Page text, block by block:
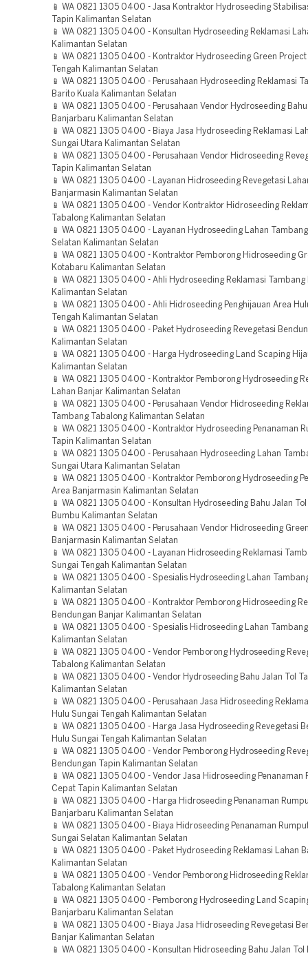
📱 WA 0821 1305 0400 - Jasa Kontraktor Hydroseeding
Tapin Kalimantan Selatan
📱 WA 0821 1305 0400 - Konsultan Hydroseeding Reklamasi
Kalimantan Selatan
📱 WA 0821 1305 0400 - Kontraktor Hydroseeding Green Project
Tengah Kalimantan Selatan
📱 WA 0821 1305 0400 - Perusahaan Hydroseeding Reklamasi
Barito Kuala Kalimantan Selatan
📱 WA 0821 1305 0400 - Perusahaan Vendor Hydroseeding
Banjarbaru Kalimantan Selatan
📱 WA 0821 1305 0400 - Biaya Jasa Hydroseeding Reklamasi
Sungai Utara Kalimantan Selatan
📱 WA 0821 1305 0400 - Perusahaan Vendor Hidroseeding
Tapin Kalimantan Selatan
📱 WA 0821 1305 0400 - Layanan Hidroseeding Revegetasi
Banjarmasin Kalimantan Selatan
📱 WA 0821 1305 0400 - Vendor Kontraktor Hidroseeding
Tabalong Kalimantan Selatan
📱 WA 0821 1305 0400 - Layanan Hydroseeding Lahan
Selatan Kalimantan Selatan
📱 WA 0821 1305 0400 - Kontraktor Pemborong Hidroseeding
Kotabaru Kalimantan Selatan
📱 WA 0821 1305 0400 - Ahli Hydroseeding Reklamasi Tambang
Kalimantan Selatan
📱 WA 0821 1305 0400 - Ahli Hidroseeding Penghijauan Area
Tengah Kalimantan Selatan
📱 WA 0821 1305 0400 - Paket Hydroseeding Revegetasi
Kalimantan Selatan
📱 WA 0821 1305 0400 - Harga Hydroseeding Land Scaping
Kalimantan Selatan
📱 WA 0821 1305 0400 - Kontraktor Pemborong Hydroseeding
Lahan Banjar Kalimantan Selatan
📱 WA 0821 1305 0400 - Perusahaan Vendor Hidroseeding
Tambang Tabalong Kalimantan Selatan
📱 WA 0821 1305 0400 - Kontraktor Hydroseeding Penanaman
Tapin Kalimantan Selatan
📱 WA 0821 1305 0400 - Perusahaan Hydroseeding Lahan
Sungai Utara Kalimantan Selatan
📱 WA 0821 1305 0400 - Kontraktor Pemborong Hydroseeding
Area Banjarmasin Kalimantan Selatan
📱 WA 0821 1305 0400 - Konsultan Hydroseeding Bahu Jalan Tol
Bumbu Kalimantan Selatan
📱 WA 0821 1305 0400 - Perusahaan Vendor Hidroseeding
Banjarmasin Kalimantan Selatan
📱 WA 0821 1305 0400 - Layanan Hidroseeding Reklamasi
Sungai Tengah Kalimantan Selatan
📱 WA 0821 1305 0400 - Spesialis Hydroseeding Lahan
Kalimantan Selatan
📱 WA 0821 1305 0400 - Kontraktor Pemborong Hidroseeding
Bendungan Banjar Kalimantan Selatan
📱 WA 0821 1305 0400 - Spesialis Hidroseeding Lahan
Kalimantan Selatan
📱 WA 0821 1305 0400 - Vendor Pemborong Hydroseeding
Tabalong Kalimantan Selatan
📱 WA 0821 1305 0400 - Vendor Hydroseeding Bahu Jalan Tol
Kalimantan Selatan
📱 WA 0821 1305 0400 - Perusahaan Jasa Hidroseeding
Hulu Sungai Tengah Kalimantan Selatan
📱 WA 0821 1305 0400 - Harga Jasa Hydroseeding Revegetasi
Hulu Sungai Tengah Kalimantan Selatan
📱 WA 0821 1305 0400 - Vendor Pemborong Hydroseeding
Bendungan Tapin Kalimantan Selatan
📱 WA 0821 1305 0400 - Vendor Jasa Hidroseeding Penanaman
Cepat Tapin Kalimantan Selatan
📱 WA 0821 1305 0400 - Harga Hidroseeding Penanaman
Banjarbaru Kalimantan Selatan
📱 WA 0821 1305 0400 - Biaya Hidroseeding Penanaman
Sungai Selatan Kalimantan Selatan
📱 WA 0821 1305 0400 - Paket Hydroseeding Reklamasi Lahan
Kalimantan Selatan
📱 WA 0821 1305 0400 - Vendor Pemborong Hidroseeding
Tabalong Kalimantan Selatan
📱 WA 0821 1305 0400 - Pemborong Hydroseeding Land
Banjarbaru Kalimantan Selatan
📱 WA 0821 1305 0400 - Biaya Jasa Hidroseeding Revegetasi
Banjar Kalimantan Selatan
📱 WA 0821 1305 0400 - Konsultan Hidroseeding Bahu Jalan Tol